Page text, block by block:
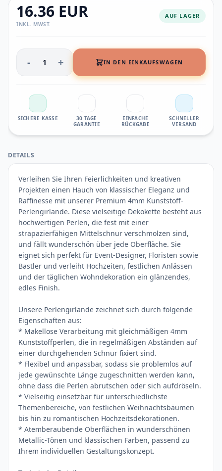
16.36 EUR
INKL. MWST.
AUF LAGER
- 1 + IN DEN EINKAUFSWAGEN
SICHERE KASSE
30 TAGE
GARANTIE
EINFACHE
RÜCKGABE
SCHNELLER
VERSAND
DETAILS
Verleihen Sie Ihren Feierlichkeiten und kreativen
Projekten einen Hauch von klassischer Eleganz und
Raffinesse mit unserer Premium 4mm Kunststoff-
Perlengirlande. Diese vielseitige Dekokette besteht aus
hochwertigen Perlen, die fest mit einer
strapazierfähigen Mittelschnur verschmolzen sind,
und fällt wunderschön über jede Oberfläche. Sie
eignet sich perfekt für Event-Designer, Floristen sowie
Bastler und verleiht Hochzeiten, festlichen Anlässen
und der täglichen Wohndekoration ein glänzendes,
edles Finish.
Unsere Perlengirlande zeichnet sich durch folgende
Eigenschaften aus:
* Makellose Verarbeitung mit gleichmäßigen 4mm
Kunststoffperlen, die in regelmäßigen Abständen auf
einer durchgehenden Schnur fixiert sind.
* Flexibel und anpassbar, sodass sie problemlos auf
jede gewünschte Länge zugeschnitten werden kann,
ohne dass die Perlen abrutschen oder sich aufdröseln.
* Vielseitig einsetzbar für unterschiedlichste
Themenbereiche, von festlichen Weihnachtsbäumen
bis hin zu romantischen Hochzeitsdekorationen.
* Atemberaubende Oberflächen in wunderschönen
Metallic-Tönen und klassischen Farben, passend zu
Ihrem individuellen Gestaltungskonzept.